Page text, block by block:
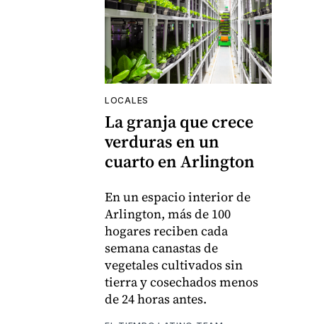
LOCALES
La granja que crece
verduras en un
cuarto en Arlington
En un espacio interior de
Arlington, más de 100
hogares reciben cada
semana canastas de
vegetales cultivados sin
tierra y cosechados menos
de 24 horas antes.